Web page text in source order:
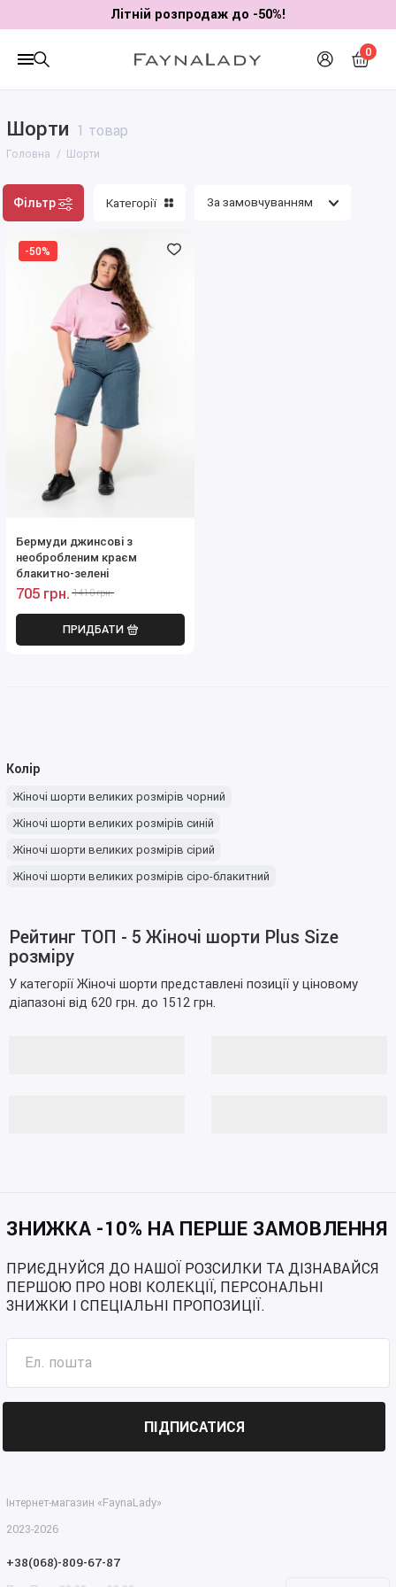
Літній розпродаж до -50%!
0
Шорти 1 товар
Головна Шорти
Фільтр Категорії
-50%
Бермуди джинсові з
необробленим краєм
блакитно-зелені
705 грн. 1410 грн.
ПРИДБАТИ
Колір
Жіночі шорти великих розмірів чорний
Жіночі шорти великих розмірів синій
Жіночі шорти великих розмірів сірий
Жіночі шорти великих розмірів сіро-блакитний
Жіночі шорти великих розмірів блакитно-зелений
Жіночі шорти великих розмірів білий
Жіночі шорти великих розмірів кольору чорний
Жіночі шорти великих розмірів кольору сірий
Жіночі шорти великих розмірів кольору блакитний
Рейтинг ТОП - 5 Жіночі шорти Plus Size
розміру
У категорії Жіночі шорти представлені позиції у ціновому
діапазоні від 620 грн. до 1512 грн.
ЗНИЖКА -10% НА ПЕРШЕ ЗАМОВЛЕННЯ
ПРИЄДНУЙСЯ ДО НАШОЇ РОЗСИЛКИ ТА ДІЗНАВАЙСЯ
ПЕРШОЮ ПРО НОВІ КОЛЕКЦІЇ, ПЕРСОНАЛЬНІ
ЗНИЖКИ І СПЕЦІАЛЬНІ ПРОПОЗИЦІЇ.
ПІДПИСАТИСЯ
Інтернет-магазин «FaynaLady»
2023-2026
+38(068)-809-67-87